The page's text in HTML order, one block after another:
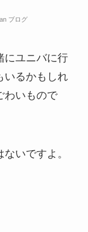
ブログ
にユニバに行
いるかもしれ
わいもので
いですよ。